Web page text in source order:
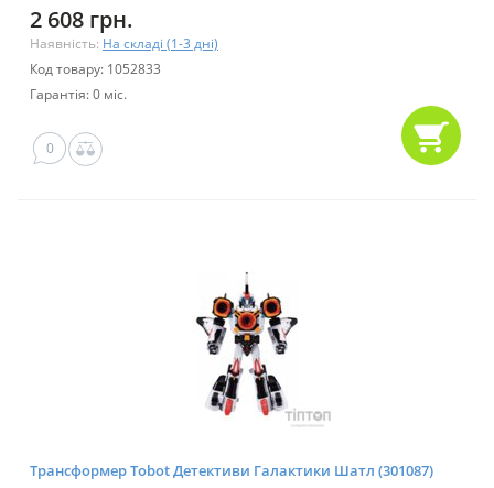
2 608 грн.
Наявність: На складі (1-3 дні)
Код товару: 1052833
Гарантія: 0 міс.
0
Трансформер Tobot Детективи Галактики Шатл (301087)